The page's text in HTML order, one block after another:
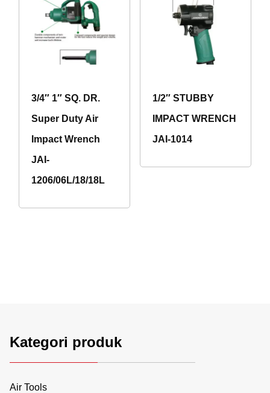
3/4″ 1″ SQ. DR.
Super Duty Air
Impact Wrench
JAI-
1206/06L/18/18L
1/2″ STUBBY
IMPACT WRENCH
JAI-1014
Kategori produk
Air Tools